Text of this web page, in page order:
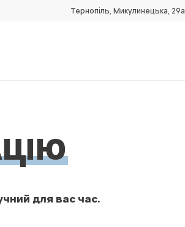
Тернопіль, Микулинецька, 29а
для вас час.